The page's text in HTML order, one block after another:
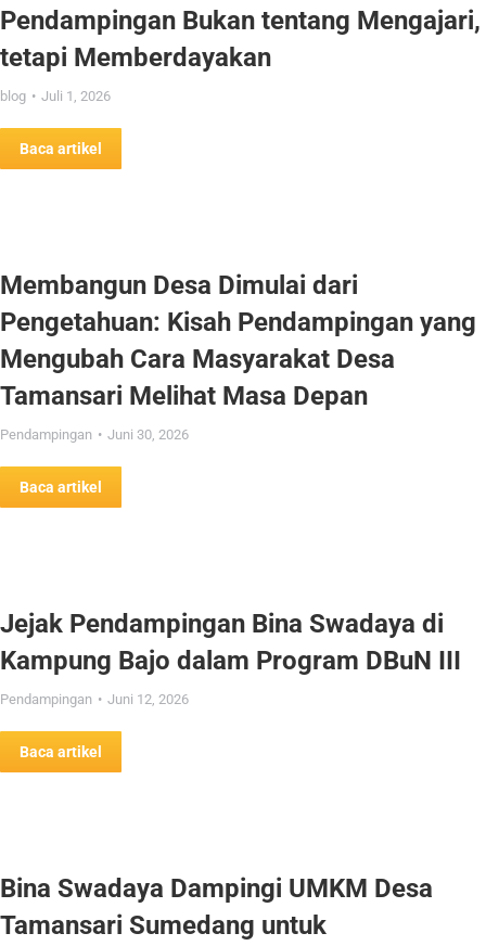
Pendampingan Bukan tentang Mengajari,
tetapi Memberdayakan
blog Juli 1, 2026
Baca artikel
Membangun Desa Dimulai dari
Pengetahuan: Kisah Pendampingan yang
Mengubah Cara Masyarakat Desa
Tamansari Melihat Masa Depan
Pendampingan Juni 30, 2026
Baca artikel
Jejak Pendampingan Bina Swadaya di
Kampung Bajo dalam Program DBuN III
Pendampingan Juni 12, 2026
Baca artikel
Bina Swadaya Dampingi UMKM Desa
Tamansari Sumedang untuk